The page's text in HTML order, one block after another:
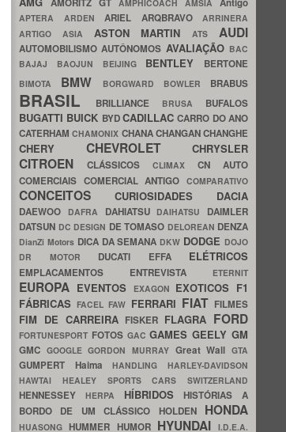
AMORITZ GT AMPHICOACH AMSIA Antigo
APTERA ARDEN ARIEL ARQBRAVO ARRINERA
ARTIGO ASIA ASTON MARTINATS AUDI
AUTOMOBILISMOAUTÔNOMOS AVALIAÇÃO BAC
BAJAJ BAOJUN BEIJING BENTLEY BERTONE
BIMOTA BMW BORGWARD BOWLER BRABUS
BRASIL BRILLIANCE BRUSA BUFALOS
BUGATTI BUICK BYDCADILLACCARRO DO ANO
CATERHAMCHAMONIX CHANACHANGANCHANGHE
CHERY CHEVROLET CHRYSLER
CITROEN CLÁSSICOS CLIMAX CN AUTO
COMERCIAIS COMERCIAL ANTIGOCOMPARATIVO
CONCEITOS CURIOSIDADES DACIA
DAEWOO DAFRA DAHIATSU DAIHATSU DAIMLER
DATSUN DC DESIGN DE TOMASO DELOREAN DENZA
DianZi Motors DICA DA SEMANA DKW DODGE DOJO
DR MOTOR DUCATI EFFA ELÉTRICOS
EMPLACAMENTOS ENTREVISTA ETERNIT
EUROPA EVENTOS EXAGON EXOTICOS F1
FÁBRICASFACELFAW FERRARI FIAT FILMES
FIM DE CARREIRA FISKER FLAGRA FORD
FORTUNESPORT FOTOS GACGAMESGEELYGM
GMC GOOGLEGORDON MURRAY Great WallGTA
GUMPERT HaimaHANDLINGHARLEY-DAVIDSON
HAWTAI HEALEY SPORTS CARS SWITZERLAND
HENNESSEY HERPA HÍBRIDOSHISTÓRIAS A
BORDO DE UM CLÁSSICO HOLDEN HONDA
HUASONGHUMMER HUMOR HYUNDAI I.D.E.A.